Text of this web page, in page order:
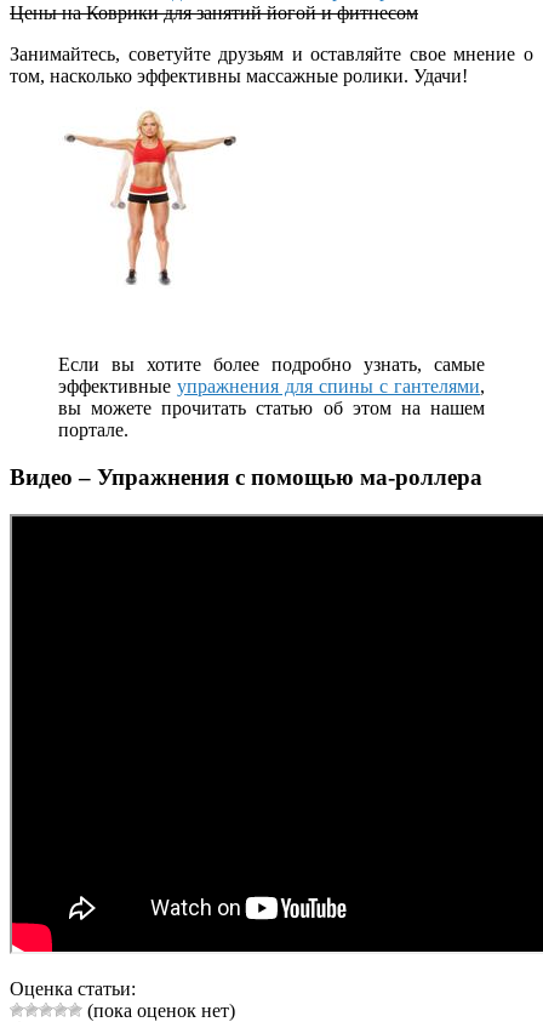
Цены на Коврики для занятий йогой и фитнесом
Занимайтесь, советуйте друзьям и оставляйте свое мнение о
том, насколько эффективны массажные ролики. Удачи!
Если вы хотите более подробно узнать, самые
эффективные упражнения для спины с гантелями,
вы можете прочитать статью об этом на нашем
портале.
Видео – Упражнения с помощью ма-роллера
Оценка статьи:
(пока оценок нет)